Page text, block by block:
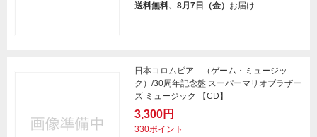
送料無料、8月7日（金） お届け
日本コロムビア （ゲーム・ミュージッ
ク）/30周年記念盤 スーパーマリオブラザー
ズ ミュージック 【CD】
3,300円
330ポイント